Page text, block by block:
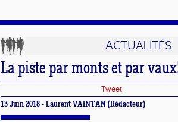
ACTUALITÉS
La piste par monts et par
Tweet
13 Juin 2018 - Laurent VAINTAN (Rédacteur)